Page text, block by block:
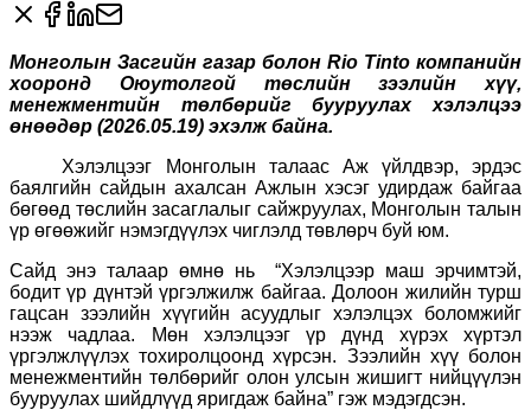
Монголын Засгийн газар болон Rio Tinto компанийн
хооронд Оюутолгой төслийн зээлийн хүү,
менежментийн төлбөрийг бууруулах хэлэлцээ
өнөөдөр (2026.05.19) эхэлж байна.
Хэлэлцээг Монголын талаас Аж үйлдвэр, эрдэс
баялгийн сайдын ахалсан Ажлын хэсэг удирдаж байгаа
бөгөөд төслийн засаглалыг сайжруулах, Монголын талын
үр өгөөжийг нэмэгдүүлэх чиглэлд төвлөрч буй юм.
Сайд энэ талаар өмнө нь “Хэлэлцээр маш эрчимтэй,
бодит үр дүнтэй үргэлжилж байгаа. Долоон жилийн турш
гацсан зээлийн хүүгийн асуудлыг хэлэлцэх боломжийг
нээж чадлаа. Мөн хэлэлцээг үр дүнд хүрэх хүртэл
үргэлжлүүлэх тохиролцоонд хүрсэн. Зээлийн хүү болон
менежментийн төлбөрийг олон улсын жишигт нийцүүлэн
бууруулах шийдлүүд яригдаж байна” гэж мэдэгдсэн.